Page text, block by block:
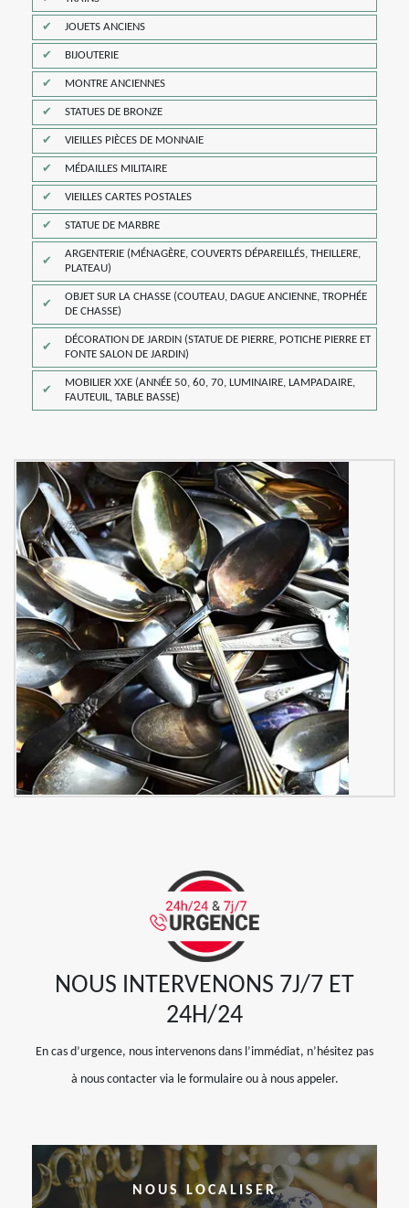
JOUETS ANCIENS
BIJOUTERIE
MONTRE ANCIENNES
STATUES DE BRONZE
VIEILLES PIÈCES DE MONNAIE
MÉDAILLES MILITAIRE
VIEILLES CARTES POSTALES
STATUE DE MARBRE
ARGENTERIE (MÉNAGÈRE, COUVERTS DÉPAREILLÉS, THEILLERE,
PLATEAU)
OBJET SUR LA CHASSE (COUTEAU, DAGUE ANCIENNE, TROPHÉE
DE CHASSE)
DÉCORATION DE JARDIN (STATUE DE PIERRE, POTICHE PIERRE ET
FONTE SALON DE JARDIN)
MOBILIER XXE (ANNÉE 50, 60, 70, LUMINAIRE, LAMPADAIRE,
FAUTEUIL, TABLE BASSE)
NOUS INTERVENONS 7J/7 ET
24H/24
En cas d’urgence, nous intervenons dans l’immédiat, n’hésitez pas
à nous contacter via le formulaire ou à nous appeler.
NOUS LOCALISER